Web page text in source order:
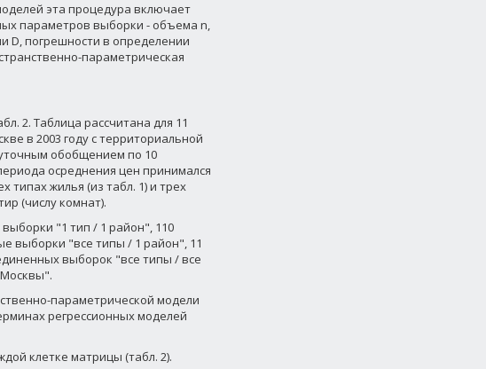
эта процедура включает
параметров выборки - объема n,
D, погрешности в определении
параметрическая
2. Таблица рассчитана для 11
в 2003 году с территориальной
обобщением по 10
осреднения цен принимался
жилья (из табл. 1) и трех
(числу комнат).
"1 тип / 1 район", 110
выборки "все типы / 1 район", 11
выборок "все типы / все
параметрической модели
регрессионных моделей
клетке матрицы (табл. 2).